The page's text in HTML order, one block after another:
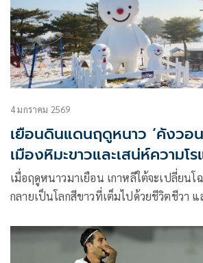
และเติบโตไปพร้อมกันอย่างมั่นคง
4 มกราคม 2569
เยือนดินแดนฤดูหนาว ‘คังวอ
เมืองหิมะขาวและเสน่ห์ความโ
เมื่อฤดูหนาวมาเยือน เกาหลีใต้จะเปลี่ยนโ
กลายเป็นโลกสีขาวที่เต็มไปด้วยชีวิตชีวา
หน้าไปมากที่สุด